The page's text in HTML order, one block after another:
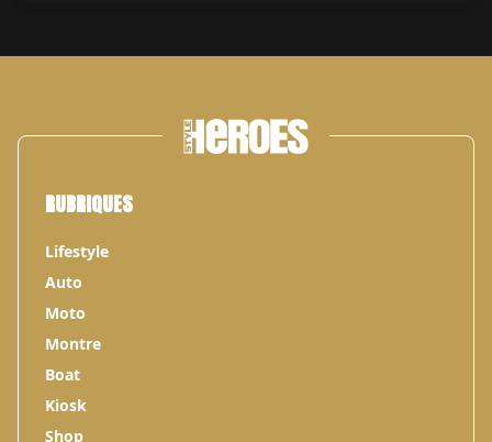
RUBRIQUES
Lifestyle
Auto
Moto
Montre
Boat
Kiosk
Shop